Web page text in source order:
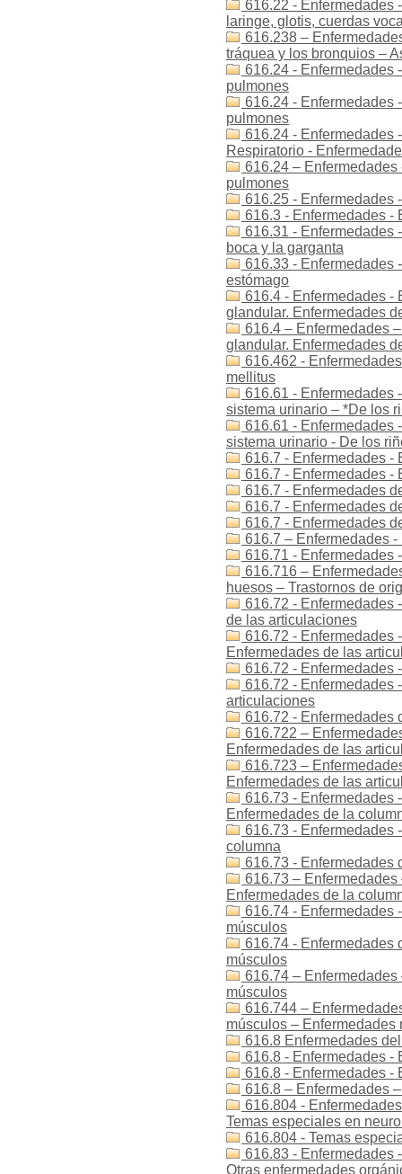
616.22 - Enfermedades
laringe, glotis, cuerdas
616.238 –
tráquea y los bronquios –
616.24 - Enfermedades
pulmones
616.24 - Enfermedades
pulmones
616.24 - Enfermedades
Respiratorio -
616.24 –
pulmones
616.25 - Enfermedades
616.3 - Enfermedades -
616.31 - Enfermedades
boca y la garganta
616.33 - Enfermedades
estómago
616.4 - Enfermedades -
glandular. Enfermedades
616.4 – Enfermedades
glandular. Enfermedades
616.462 -
mellitus
616.61 - Enfermedades
sistema urinario – *De los
616.61 - Enfermedades
sistema urinario - De los
616.7 - Enfermedades -
616.7 - Enfermedades -
616.7 - Enfermedades
616.7 - Enfermedades
616.7 - Enfermedades
616.7 – Enfermedades
616.71 - Enfermedades
616.716 –
huesos – Trastornos de
616.72 - Enfermedades
de las articulaciones
616.72 - Enfermedades
Enfermedades de las
616.72 - Enfermedades
616.72 - Enfermedades
articulaciones
616.72 - Enfermedades
616.722 –
Enfermedades de las
616.723 –
Enfermedades de las
616.73 - Enfermedades
Enfermedades de la
616.73 - Enfermedades
columna
616.73 - Enfermedades
616.73 –
Enfermedades de la
616.74 - Enfermedades
músculos
616.74 - Enfermedades
músculos
616.74 –
músculos
616.744 –
músculos – Enfermedades
616.8 Enfermedades
616.8 - Enfermedades -
616.8 - Enfermedades -
616.8 – Enfermedades
616.804 -
Temas especiales en
616.804 - Temas
616.83 - Enfermedades
Otras enfermedades